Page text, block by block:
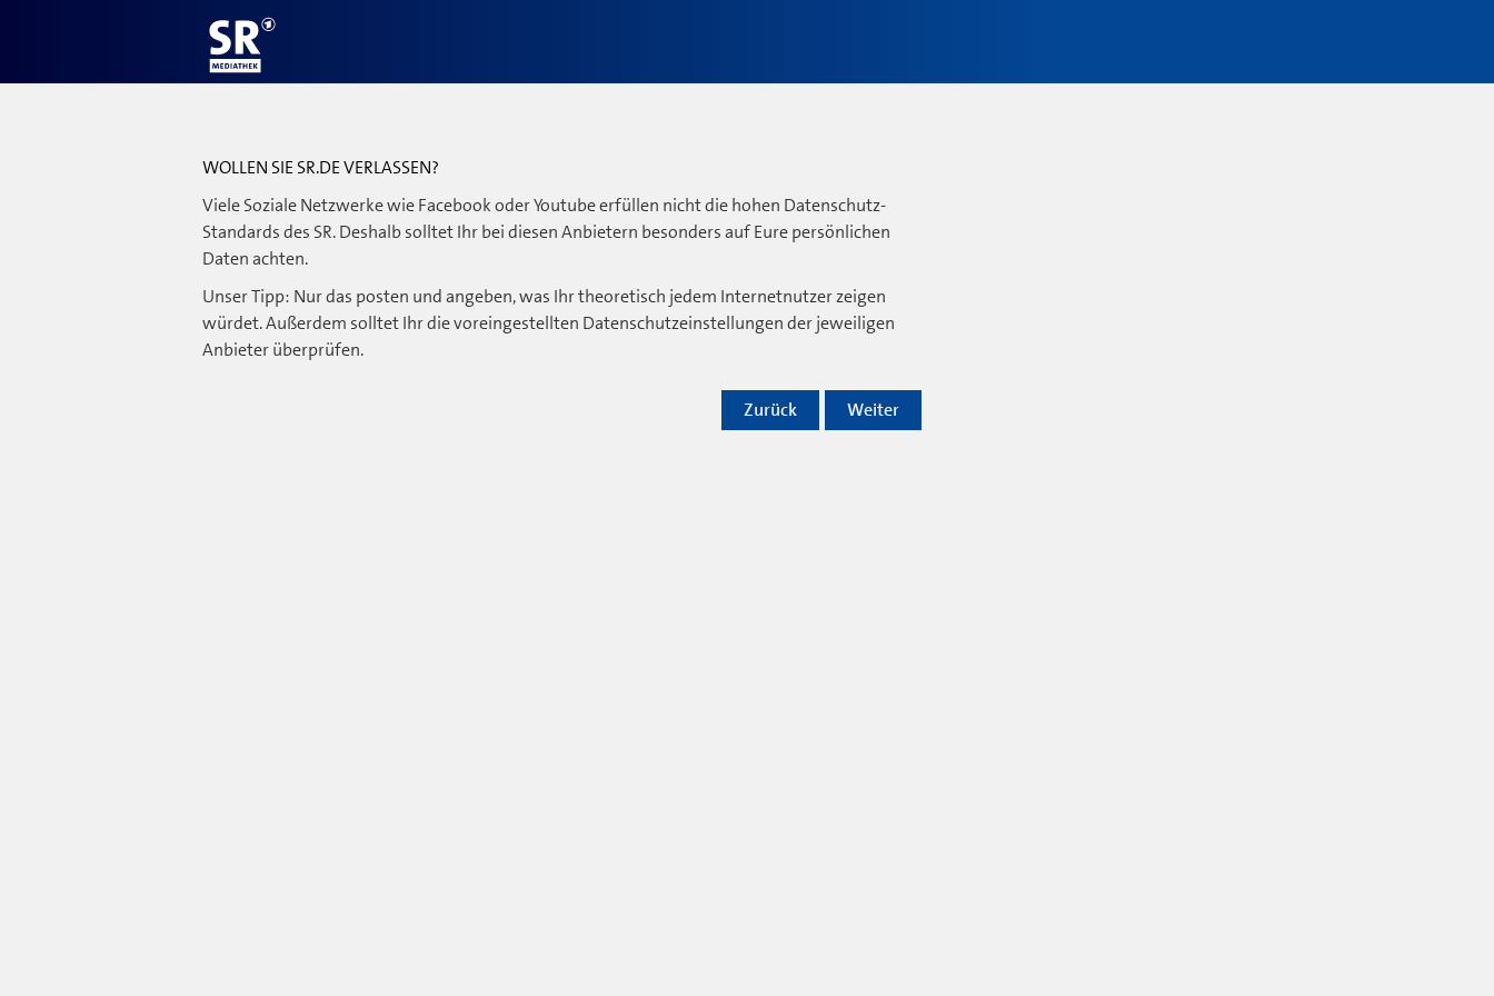
WOLLEN SIE SR.DE VERLASSEN?
Viele Soziale Netzwerke wie Facebook oder Youtube erfüllen nicht die hohen Datenschutz-
Standards des SR. Deshalb solltet Ihr bei diesen Anbietern besonders auf Eure persönlichen
Daten achten.
Unser Tipp: Nur das posten und angeben, was Ihr theoretisch jedem Internetnutzer zeigen
würdet. Außerdem solltet Ihr die voreingestellten Datenschutzeinstellungen der jeweiligen
Anbieter überprüfen.
Weiter
Zurück